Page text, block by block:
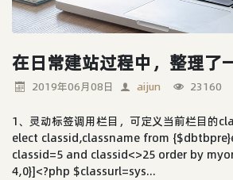
2019年06月08日 aijun 23160
1、灵动标签调用栏目，可定义当前栏目的
elect classid,classname from
classid=5 and classid<>25 order by
4,0}]<?php $classurl=sys...